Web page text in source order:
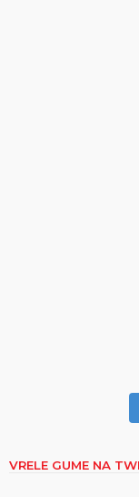
VRELE GUME NA